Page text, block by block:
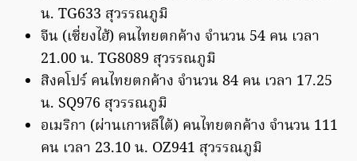
น. TG633 สุวรรณภูมิ
จีน (เซี่ยงไฮ้) คนไทยตกค้าง จำนวน 54 คน เวลา
21.00 น. TG8089 สุวรรณภูมิ
สิงคโปร์ คนไทยตกค้าง จำนวน 84 คน เวลา 17.25
น. SQ976 สุวรรณภูมิ
อเมริกา (ผ่านเกาหลีใต้) คนไทยตกค้าง จำนวน 111
คน เวลา 23.10 น. OZ941 สุวรรณภูมิ